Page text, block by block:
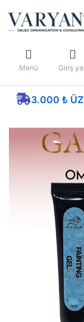
Menü Giriş
3.000 ₺